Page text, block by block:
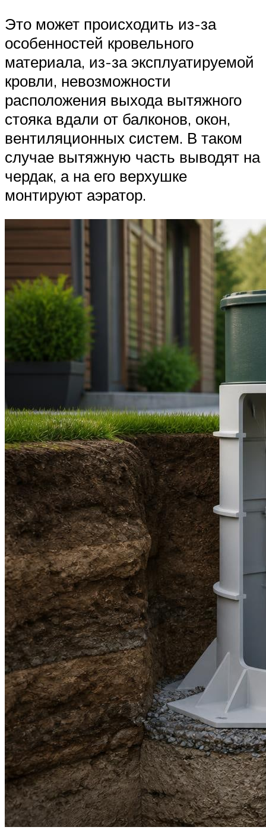
Это может происходить из-за
особенностей кровельного
материала, из-за эксплуатируемой
кровли, невозможности
расположения выхода вытяжного
стояка вдали от балконов, окон,
вентиляционных систем. В таком
случае вытяжную часть выводят на
чердак, а на его верхушке
монтируют аэратор.